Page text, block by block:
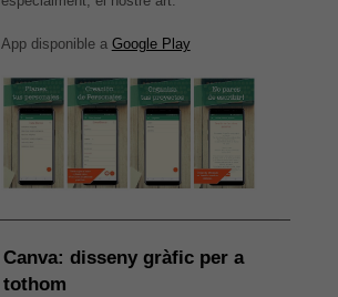
App disponible a Google Play
Canva: disseny gràfic per a
tothom